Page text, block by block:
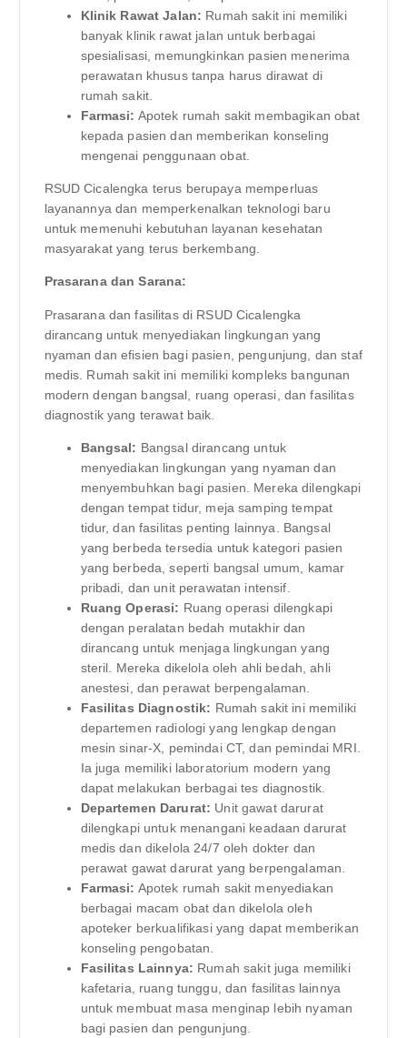
Klinik Rawat Jalan: Rumah sakit ini memiliki
banyak klinik rawat jalan untuk berbagai
spesialisasi, memungkinkan pasien menerima
perawatan khusus tanpa harus dirawat di
rumah sakit.
Farmasi: Apotek rumah sakit membagikan obat
kepada pasien dan memberikan konseling
mengenai penggunaan obat.
RSUD Cicalengka terus berupaya memperluas
layanannya dan memperkenalkan teknologi baru
untuk memenuhi kebutuhan layanan kesehatan
masyarakat yang terus berkembang.
Prasarana dan Sarana:
Prasarana dan fasilitas di RSUD Cicalengka
dirancang untuk menyediakan lingkungan yang
nyaman dan efisien bagi pasien, pengunjung, dan staf
medis. Rumah sakit ini memiliki kompleks bangunan
modern dengan bangsal, ruang operasi, dan fasilitas
diagnostik yang terawat baik.
Bangsal: Bangsal dirancang untuk
menyediakan lingkungan yang nyaman dan
menyembuhkan bagi pasien. Mereka dilengkapi
dengan tempat tidur, meja samping tempat
tidur, dan fasilitas penting lainnya. Bangsal
yang berbeda tersedia untuk kategori pasien
yang berbeda, seperti bangsal umum, kamar
pribadi, dan unit perawatan intensif.
Ruang Operasi: Ruang operasi dilengkapi
dengan peralatan bedah mutakhir dan
dirancang untuk menjaga lingkungan yang
steril. Mereka dikelola oleh ahli bedah, ahli
anestesi, dan perawat berpengalaman.
Fasilitas Diagnostik: Rumah sakit ini memiliki
departemen radiologi yang lengkap dengan
mesin sinar-X, pemindai CT, dan pemindai MRI.
Ia juga memiliki laboratorium modern yang
dapat melakukan berbagai tes diagnostik.
Departemen Darurat: Unit gawat darurat
dilengkapi untuk menangani keadaan darurat
medis dan dikelola 24/7 oleh dokter dan
perawat gawat darurat yang berpengalaman.
Farmasi: Apotek rumah sakit menyediakan
berbagai macam obat dan dikelola oleh
apoteker berkualifikasi yang dapat memberikan
konseling pengobatan.
Fasilitas Lainnya: Rumah sakit juga memiliki
kafetaria, ruang tunggu, dan fasilitas lainnya
untuk membuat masa menginap lebih nyaman
bagi pasien dan pengunjung.